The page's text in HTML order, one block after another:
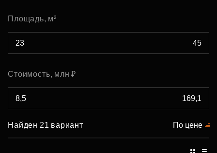
Площадь, м²
Стоимость, млн ₽
Найден 21 вариант По цене